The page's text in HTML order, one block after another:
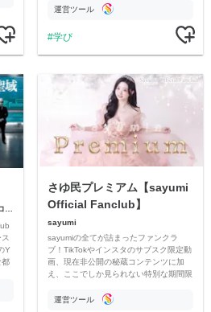
す運営ツール
学び
Y
都
さゆ民プレミアム【sayumi
Official Fanclub】
sayumi
sayumiの全てが詰まったファンクラ
ブ！TikTokやインスタのサブスク限定動
画、現在非公開の秘蔵コンテンツに加
え、ここでしか見られない特別な期間限
運営ツール